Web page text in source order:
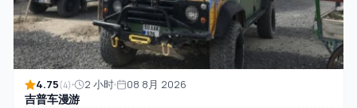
4.75(4) 2 小时 08 8月 2026
吉普车漫游